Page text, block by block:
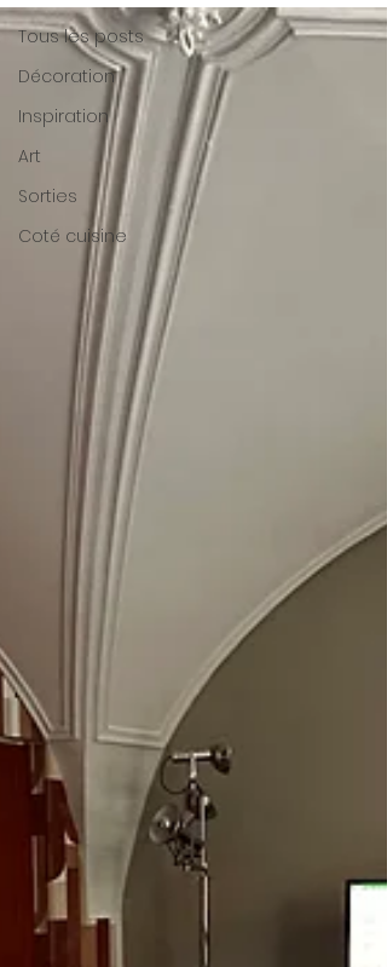
Tous les posts
Décoration
Inspiration
Art
Sorties
Coté cuisine